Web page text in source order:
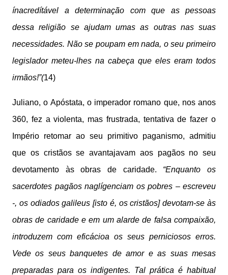
ínacredítável a determinação com que as pessoas
dessa religião se ajudam umas as outras nas suas
necessidades. Não se poupam em nada, o seu primeiro
legislador meteu-lhes na cabeça que eles eram todos
irmãos!”(14)
Juliano, o Apóstata, o imperador romano que, nos anos
360, fez a violenta, mas frustrada, tentativa de fazer o
Império retomar ao seu primitivo paganismo, admitiu
que os cristãos se avantajavam aos pagãos no seu
devotamento às obras de caridade. “Enquanto os
sacerdotes pagãos naglígenciam os pobres – escreveu
-, os odiados galileus [isto é, os cristãos] devotam-se às
obras de caridade e em um alarde de falsa compaixão,
introduzem com eficácioa os seus perniciosos erros.
Vede os seus banquetes de amor e as suas mesas
preparadas para os indigentes. Tal prática é habitual